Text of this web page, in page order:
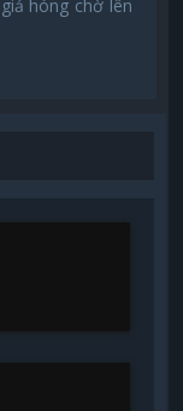
hóng chờ lên